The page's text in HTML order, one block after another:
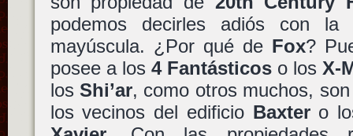
podemos decirles adiós con la
mayúscula. ¿Por qué de Fox?
posee a los 4 Fantásticoso los X-
los Shi’ar, como otros muchos,
los vecinos del edificio Baxtero